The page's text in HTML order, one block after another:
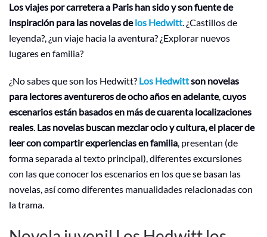
Los viajes por carretera a Paris han sido y son fuente de
inspiración para las novelas delos Hedwitt. ¿Castillos de
leyenda?, ¿un viaje hacia la aventura? ¿Explorar nuevos
lugares en familia?
¿No sabes que son los Hedwitt? Los Hedwittson novelas
para lectores aventureros de ocho años en adelante,cuyos
escenarios están basados en más de cuarenta localizaciones
reales. Las novelas buscan mezclar ocio y cultura, el placer de
leer con compartir experiencias en familia, presentan (de
forma separada al texto principal), diferentes excursiones
con las que conocer los escenarios en los que se basan las
novelas, así como diferentes manualidades relacionadas con
la trama.